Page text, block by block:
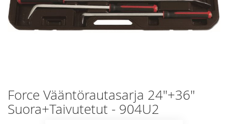
Skip
to
the
Force Vääntörautasarja 24"+36"
Suora+Taivutetut - 904U2